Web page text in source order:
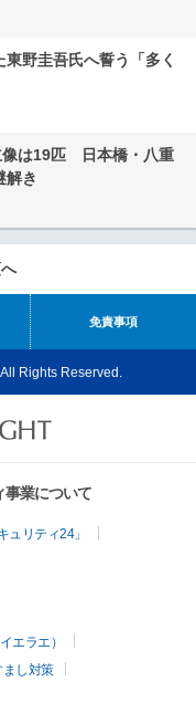
野圭吾氏へ誓う「多く
像は19匹 日本橋・八重
解き
免責事項
Rights Reserved.
事業について
リティ24」
エラエ）
し対策